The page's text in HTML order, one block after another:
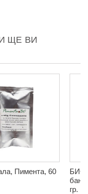
ЩЕ ВИ
Пимента, 60
БИО
гр.